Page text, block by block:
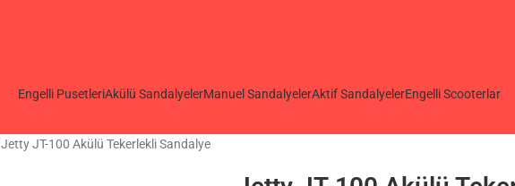
Engelli PusetleriAkülü SandalyelerManuel SandalyelerAktif SandalyelerEngelli Scooterlar
Jetty JT-100 Akülü Tekerlekli Sandalye